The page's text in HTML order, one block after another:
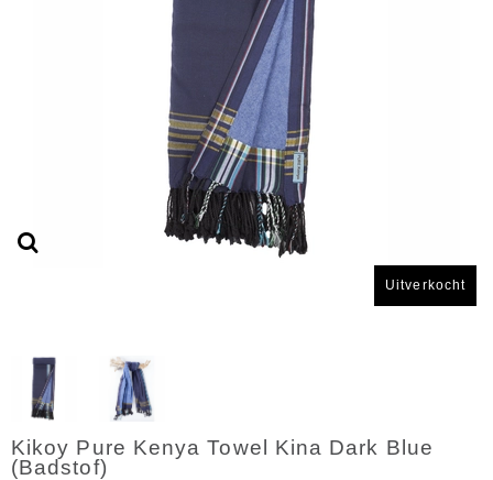
Uitverkocht
Kikoy Pure Kenya Towel Kina Dark Blue
(Badstof)